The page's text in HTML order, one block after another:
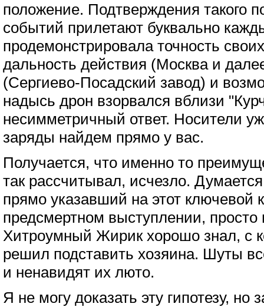
положение. Подтверждения такого
событий прилетают буквально
продемонстрировала точность
дальность действия (Москва и
(Сергиево-Посадский завод) и
надысь дрон взорвался вблизи
несимметричный ответ. Носители
заряды найдем прямо у вас.
Получается, что именно то
так рассчитывал, исчезло.
прямо указавший на этот ключевой
предсмертном выступлении, просто
Хитроумный Жирик хорошо знал, с
решил подставить хозяина. Шуты
и ненавидят их люто.
Я не могу доказать эту гипотезу, но